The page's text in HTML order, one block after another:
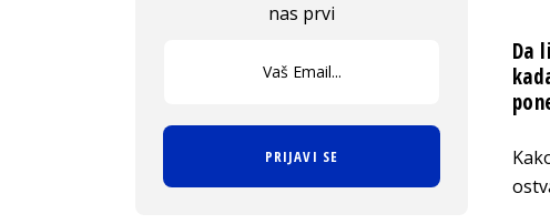
Da
nas prvi
PRIJAVI SE